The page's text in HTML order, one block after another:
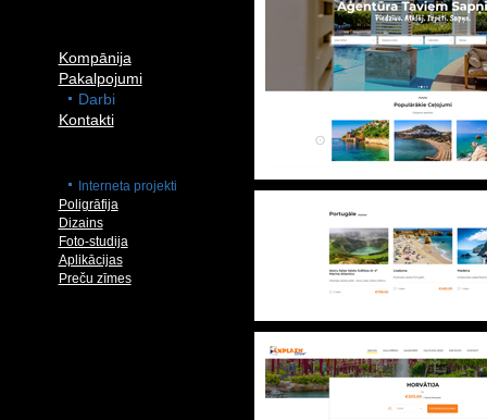
Kompānija
Pakalpojumi
Darbi
Kontakti
Interneta projekti
Poligrāfija
Dizains
Foto-studija
Aplikācijas
Preču zīmes